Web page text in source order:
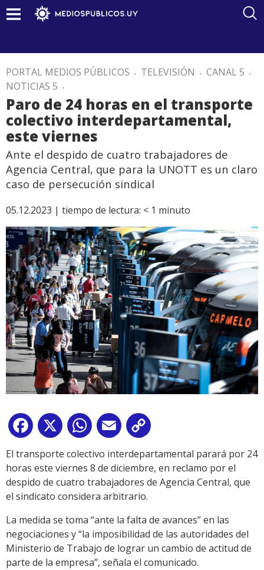
PORTAL MEDIOS PÚBLICOS . TELEVISIÓN . CANAL 5 .
NOTICIAS 5 .
Paro de 24 horas en el transporte
colectivo interdepartamental,
este viernes
Ante el despido de cuatro trabajadores de
Agencia Central, que para la UNOTT es un claro
caso de persecución sindical
05.12.2023 | tiempo de lectura: < 1 minuto
Facebook
X WhatsApp
Email
Link
El transporte colectivo interdepartamental parará por 24
horas este viernes 8 de diciembre, en reclamo por el
despido de cuatro trabajadores de Agencia Central, que
el sindicato considera arbitrario.
La medida se toma “ante la falta de avances” en las
negociaciones y “la imposibilidad de las autoridades del
Ministerio de Trabajo de lograr un cambio de actitud de
parte de la empresa”, señala el comunicado.